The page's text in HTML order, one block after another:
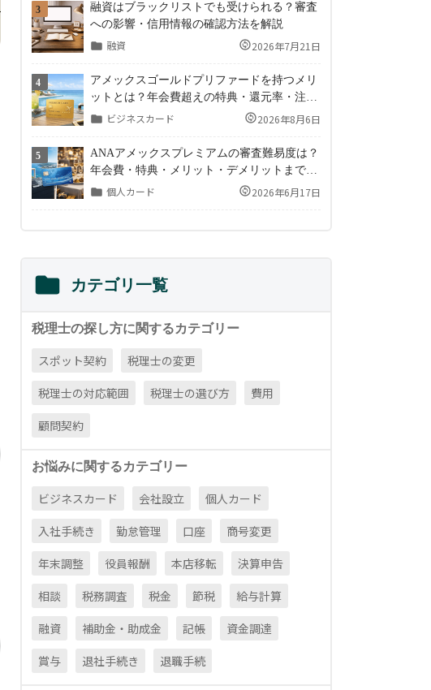
3
融資はブラックリストでも受けられる？審査
への影響・信用情報の確認方法を解説
融資 2026年7月21日
4
アメックスゴールドプリファードを持つメリ
ットとは？年会費超えの特典・還元率・注意
点まで徹底解説
ビジネスカード 2026年8月6日
5
ANAアメックスプレミアムの審査難易度は？
年会費・特典・メリット・デメリットまで徹
底解説！
個人カード 2026年6月17日
カテゴリ一覧
税理士の探し方に関するカテゴリー
スポット契約
税理士の変更
税理士の対応範囲
税理士の選び方
費用
顧問契約
お悩みに関するカテゴリー
ビジネスカード 会社設立
個人カード
入社手続き
勤怠管理 口座
商号変更
年末調整
役員報酬 本店移転
決算申告
相談
税務調査 税金 節税
給与計算
融資
補助金・助成金 記帳
資金調達
賞与
退社手続き 退職手続